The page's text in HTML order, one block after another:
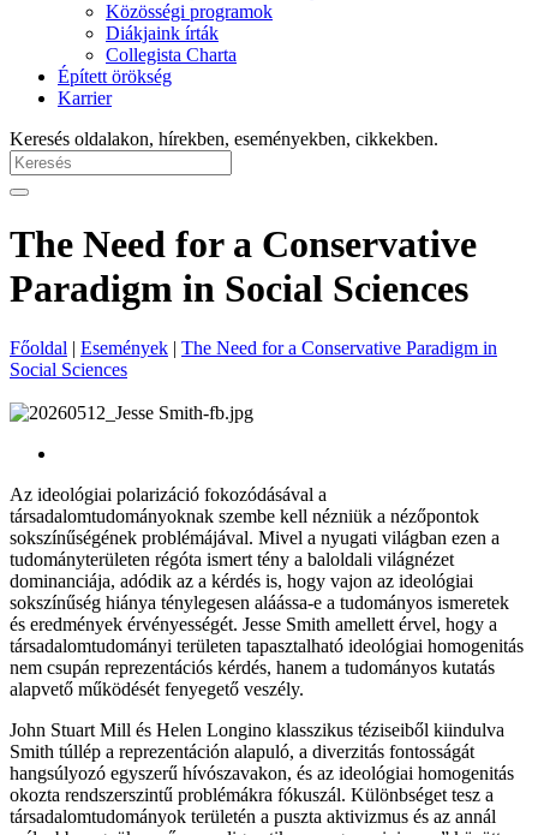
Közösségi programok
Diákjaink írták
Collegista Charta
Épített örökség
Karrier
Keresés oldalakon, hírekben, eseményekben, cikkekben.
The Need for a Conservative
Paradigm in Social Sciences
Főoldal | Események | The Need for a Conservative Paradigm in
Social Sciences
Az ideológiai polarizáció fokozódásával a
társadalomtudományoknak szembe kell nézniük a nézőpontok
sokszínűségének problémájával. Mivel a nyugati világban ezen a
tudományterületen régóta ismert tény a baloldali világnézet
dominanciája, adódik az a kérdés is, hogy vajon az ideológiai
sokszínűség hiánya ténylegesen aláássa-e a tudományos ismeretek
és eredmények érvényességét. Jesse Smith amellett érvel, hogy a
társadalomtudományi területen tapasztalható ideológiai homogenitás
nem csupán reprezentációs kérdés, hanem a tudományos kutatás
alapvető működését fenyegető veszély.
John Stuart Mill és Helen Longino klasszikus téziseiből kiindulva
Smith túllép a reprezentáción alapuló, a diverzitás fontosságát
hangsúlyozó egyszerű hívószavakon, és az ideológiai homogenitás
okozta rendszerszintű problémákra fókuszál. Különbséget tesz a
társadalomtudományok területén a puszta aktivizmus és az annál